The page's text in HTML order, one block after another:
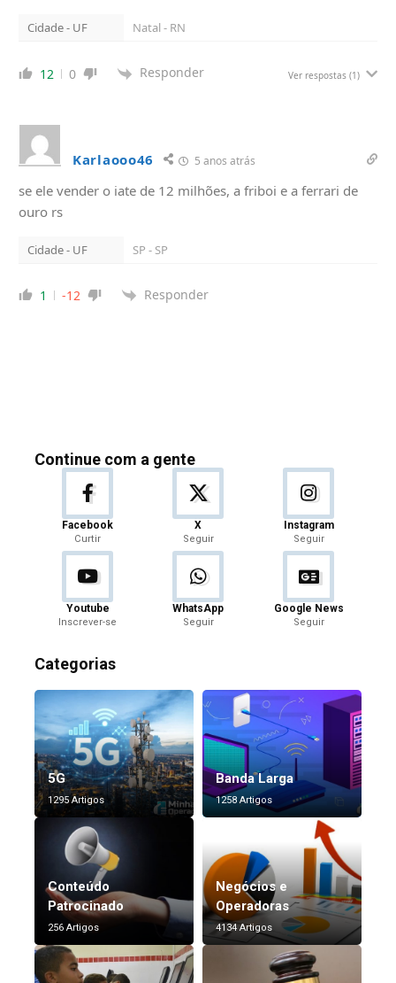
Cidade - UF Natal - RN
12 0 Responder Ver respostas (1)
Karlaooo46 5 anos atrás
se ele vender o iate de 12 milhões, a friboi e a ferrari de
ouro rs
Cidade - UF SP - SP
1 -12 Responder
Continue com a gente
Facebook
Curtir
X
Seguir
Instagram
Seguir
Youtube
Inscrever-se
WhatsApp
Seguir
Google News
Seguir
Categorias
5G
1295 Artigos
Banda Larga
1258 Artigos
Conteúdo
Patrocinado
256 Artigos
Negócios e
Operadoras
4134 Artigos